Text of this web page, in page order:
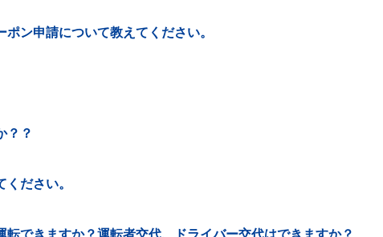
ン申請について教えてください。
？？
ださい。
転できますか？運転者交代、ドライバー交代はできますか？